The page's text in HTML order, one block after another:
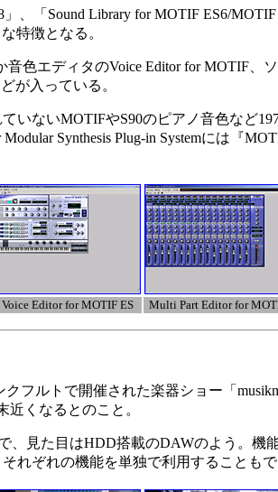
「Sound Library for MOTIF ES6/MOTIF
特徴となる。
色エディタのVoice Editor for MOTIF、
が入っている。
いないMOTIFやS90のピアノ音色など
Synthesis Plug-in Systemには『
Voice Editor for MOTIF ES Multi Part Editor for
フルトで開催された楽器ショー「
くなるとのこと。
、見た目はHDD搭載のDAWのよう。
れぞれの機能を単独で利用することも